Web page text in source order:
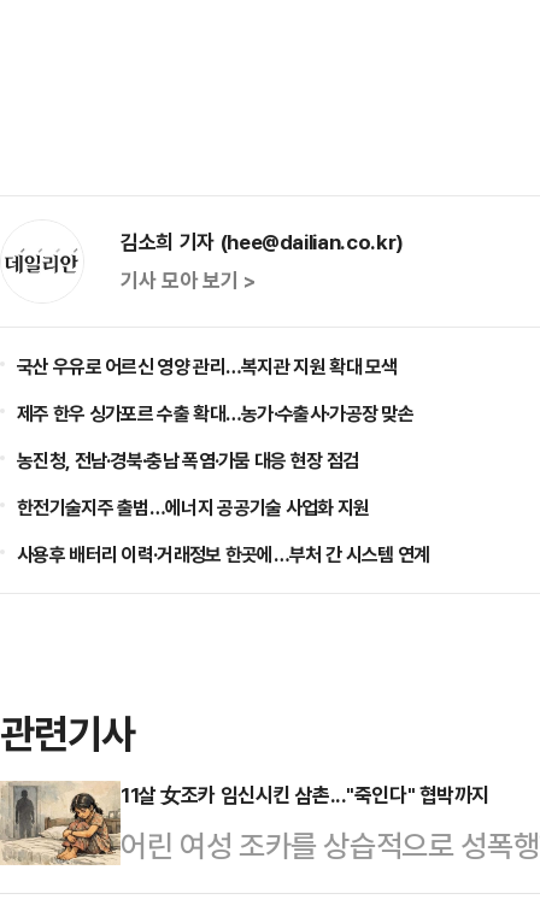
김소희 기자 (hee@dailian.co.kr)
기사 모아 보기 >
국산 우유로 어르신 영양 관리…복지관 지원 확대 모색
제주 한우 싱가포르 수출 확대…농가·수출사·가공장 맞손
농진청, 전남·경북·충남 폭염·가뭄 대응 현장 점검
한전기술지주 출범…에너지 공공기술 사업화 지원
사용후 배터리 이력·거래정보 한곳에…부처 간 시스템 연계
관련기사
11살 女조카 임신시킨 삼촌..."죽인다" 협박까지
어린 여성 조카를 상습적으로 성폭
일(현지시간) 타임스오브인디아에